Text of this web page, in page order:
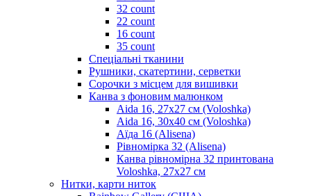
32 count
22 count
16 count
35 count
Спеціальні тканини
Рушники, скатертини, серветки
Сорочки з місцем для вишивки
Канва з фоновим малюнком
Aida 16, 27х27 см (Voloshka)
Aida 16, 30х40 см (Voloshka)
Аїда 16 (Alisena)
Рівномірка 32 (Alisena)
Канва рівномірна 32 принтована
Voloshka, 27х27 см
Нитки, карти ниток